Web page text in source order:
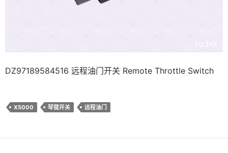
DZ97189584516 远程油门开关 Remote Throttle Switch
X5000 琴键开关 远程油门